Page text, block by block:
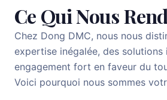
Ce Qui Nous
Chez Dong DMC, nous nous
expertise inégalée, des solutions
engagement fort en faveur du
Voici pourquoi nous sommes